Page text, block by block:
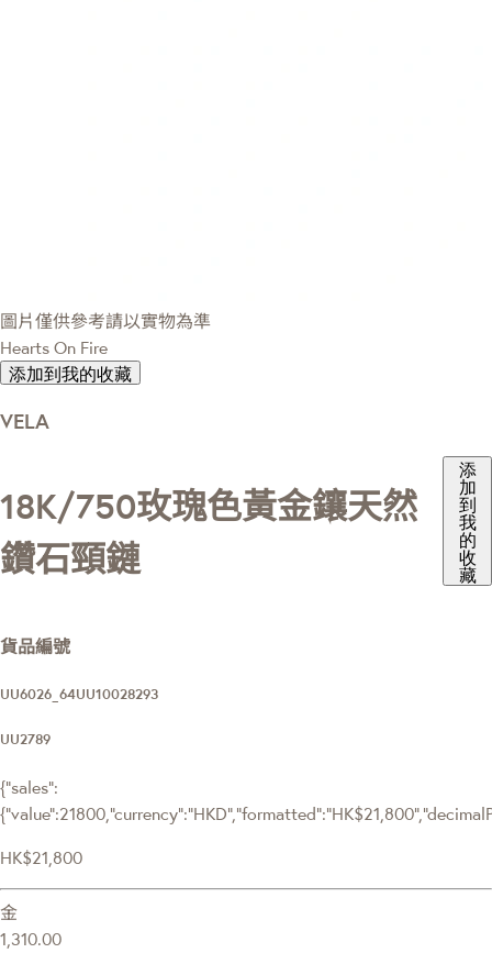
圖片僅供參考請以實物為準
Hearts On Fire
添加到我的收藏
VELA
18K/750玫瑰色黃金鑲天然
鑽石頸鏈
添
加
到
我
的
收
藏
貨品編號
UU6026_64UU10028293
UU2789
{"sales":
HK$21,800
金
1,310.00